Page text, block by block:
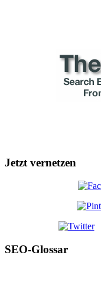
Jetzt vernetzen
SEO-Glossar